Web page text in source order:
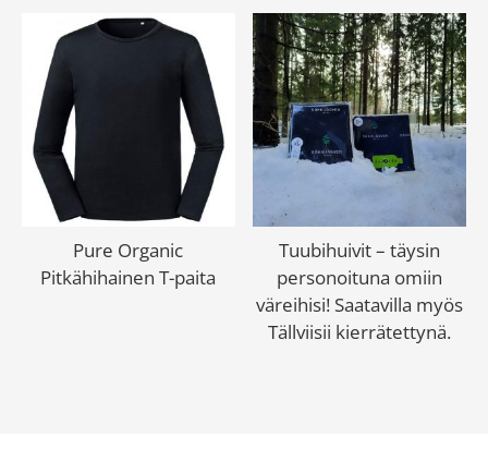
Pure Organic
Pitkähihainen T-paita
Tuubihuivit – täysin
personoituna omiin
väreihisi! Saatavilla myös
Tällviisii kierrätettynä.